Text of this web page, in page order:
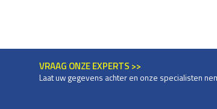
VRAAG ONZE EXPERTS >>
Laat uw gegevens achter en onze specialisten